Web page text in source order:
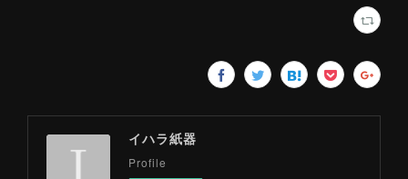
イハラ紙器
Profile